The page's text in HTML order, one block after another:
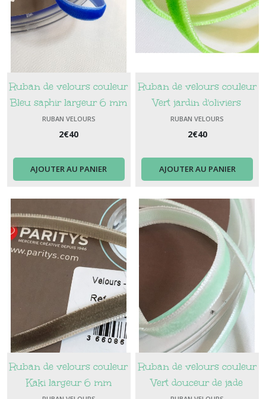
Ruban de velours couleur
Bleu saphir largeur 6 mm
RUBAN VELOURS
2€40
AJOUTER AU PANIER
Ruban de velours couleur
Vert jardin d'oliviers
largeur 6 mm
RUBAN VELOURS
2€40
AJOUTER AU PANIER
Ruban de velours couleur
Kaki largeur 6 mm
Ruban de velours couleur
Vert douceur de jade